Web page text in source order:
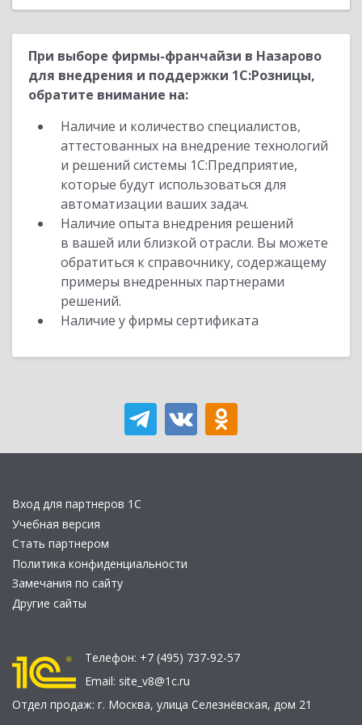
При выборе фирмы-франчайзи в Назарово
для внедрения и поддержки 1С:Розницы,
обратите внимание на:
Наличие и количество специалистов,
аттестованных на внедрение технологий
и решений системы 1С:Предприятие,
которые будут использоваться для
автоматизации ваших задач.
Наличие опыта внедрения решений
в вашей или близкой отрасли. Вы можете
обратиться к справочнику, содержащему
примеры внедренных партнерами
решений.
Наличие у фирмы сертификата
Вход для партнеров 1С
Учебная версия
Стать партнером
Политика конфиденциальности
Замечания по сайту
Другие сайты
Телефон: +7 (495) 737-92-57
Email: site_v8@1c.ru
Отдел продаж: г. Москва, улица Селезнёвская, дом 21